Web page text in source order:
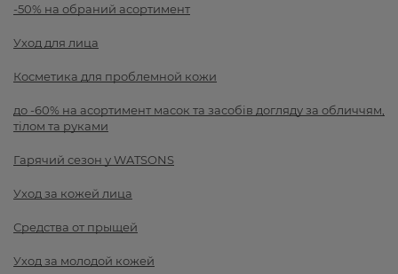
-50% на обраний асортимент
Уход для лица
Косметика для проблемной кожи
до -60% на асортимент масок та засобів догляду за обличчям,
тілом та руками
Гарячий сезон у WATSONS
Уход за кожей лица
Средства от прыщей
Уход за молодой кожей